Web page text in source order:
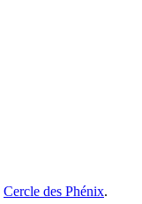
Cercle des Phénix.